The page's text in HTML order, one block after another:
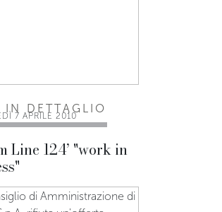
7 APRILE 2010
Line 124’ "work in
IN DETTAGLIO